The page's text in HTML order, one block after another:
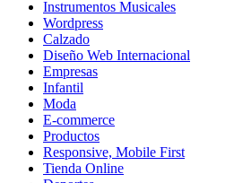
Instrumentos Musicales
Wordpress
Calzado
Diseño Web Internacional
Empresas
Infantil
Moda
E-commerce
Productos
Responsive, Mobile First
Tienda Online